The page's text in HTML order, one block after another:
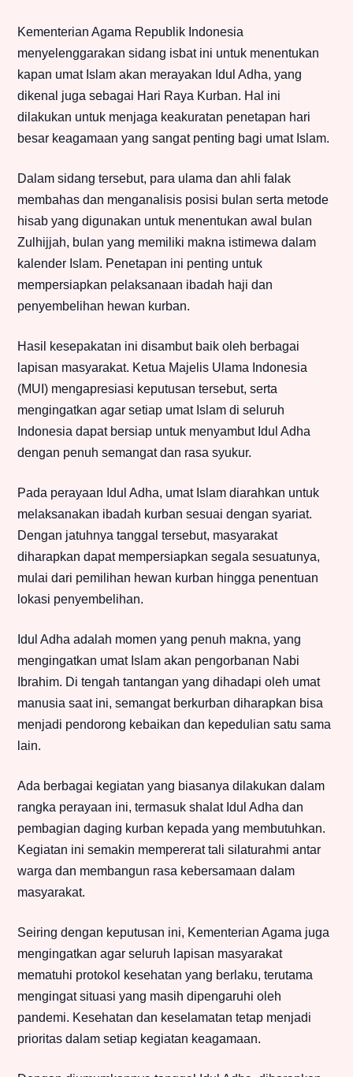
Kementerian Agama Republik Indonesia
menyelenggarakan sidang isbat ini untuk menentukan
kapan umat Islam akan merayakan Idul Adha, yang
dikenal juga sebagai Hari Raya Kurban. Hal ini
dilakukan untuk menjaga keakuratan penetapan hari
besar keagamaan yang sangat penting bagi umat Islam.
Dalam sidang tersebut, para ulama dan ahli falak
membahas dan menganalisis posisi bulan serta metode
hisab yang digunakan untuk menentukan awal bulan
Zulhijjah, bulan yang memiliki makna istimewa dalam
kalender Islam. Penetapan ini penting untuk
mempersiapkan pelaksanaan ibadah haji dan
penyembelihan hewan kurban.
Hasil kesepakatan ini disambut baik oleh berbagai
lapisan masyarakat. Ketua Majelis Ulama Indonesia
(MUI) mengapresiasi keputusan tersebut, serta
mengingatkan agar setiap umat Islam di seluruh
Indonesia dapat bersiap untuk menyambut Idul Adha
dengan penuh semangat dan rasa syukur.
Pada perayaan Idul Adha, umat Islam diarahkan untuk
melaksanakan ibadah kurban sesuai dengan syariat.
Dengan jatuhnya tanggal tersebut, masyarakat
diharapkan dapat mempersiapkan segala sesuatunya,
mulai dari pemilihan hewan kurban hingga penentuan
lokasi penyembelihan.
Idul Adha adalah momen yang penuh makna, yang
mengingatkan umat Islam akan pengorbanan Nabi
Ibrahim. Di tengah tantangan yang dihadapi oleh umat
manusia saat ini, semangat berkurban diharapkan bisa
menjadi pendorong kebaikan dan kepedulian satu sama
lain.
Ada berbagai kegiatan yang biasanya dilakukan dalam
rangka perayaan ini, termasuk shalat Idul Adha dan
pembagian daging kurban kepada yang membutuhkan.
Kegiatan ini semakin mempererat tali silaturahmi antar
warga dan membangun rasa kebersamaan dalam
masyarakat.
Seiring dengan keputusan ini, Kementerian Agama juga
mengingatkan agar seluruh lapisan masyarakat
mematuhi protokol kesehatan yang berlaku, terutama
mengingat situasi yang masih dipengaruhi oleh
pandemi. Kesehatan dan keselamatan tetap menjadi
prioritas dalam setiap kegiatan keagamaan.